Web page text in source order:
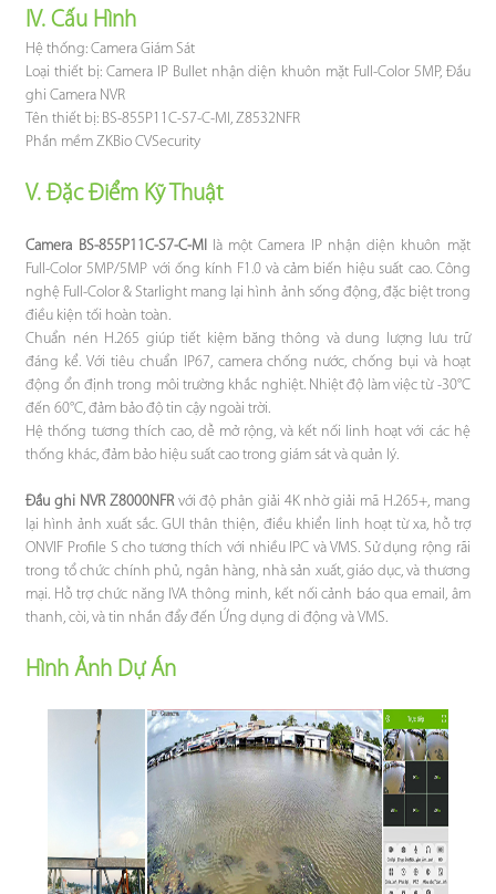
IV. Cấu Hình
Hệ thống:Camera Giám Sát
Loại thiết bị: Camera IP Bullet nhận diện khuôn mặt Full-Color 5MP, Đầu
ghi Camera NVR
Tên thiết bị: BS-855P11C-S7-C-MI,Z8532NFR
Phần mềm ZKBio CVSecurity
V. Đặc Điểm Kỹ Thuật
Camera BS-855P11C-S7-C-MIlà một Camera IP nhận diện khuôn mặt
Full-Color 5MP/5MP với ống kính F1.0 và cảm biến hiệu suất cao. Công
nghệ Full-Color & Starlight mang lại hình ảnh sống động, đặc biệt trong
điều kiện tối hoàn toàn.
Chuẩn nén H.265 giúp tiết kiệm băng thông và dung lượng lưu trữ
đáng kể. Với tiêu chuẩn IP67, camera chống nước, chống bụi và hoạt
động ổn định trong môi trường khắc nghiệt. Nhiệt độ làm việc từ -30°C
đến 60°C, đảm bảo độ tin cậy ngoài trời.
Hệ thống tương thích cao, dễ mở rộng, và kết nối linh hoạt với các hệ
thống khác, đảm bảo hiệu suất cao trong giám sát và quản lý.
Đầu ghi NVR Z8000NFRvới độ phân giải 4K nhờ giải mã H.265+, mang
lại hình ảnh xuất sắc. GUI thân thiện, điều khiển linh hoạt từ xa, hỗ trợ
ONVIF Profile S cho tương thích với nhiều IPC và VMS. Sử dụng rộng rãi
trong tổ chức chính phủ, ngân hàng, nhà sản xuất, giáo dục, và thương
mại. Hỗ trợ chức năng IVA thông minh, kết nối cảnh báo qua email, âm
thanh, còi, và tin nhắn đẩy đến Ứng dụng di động và VMS.
Hình Ảnh Dự Án